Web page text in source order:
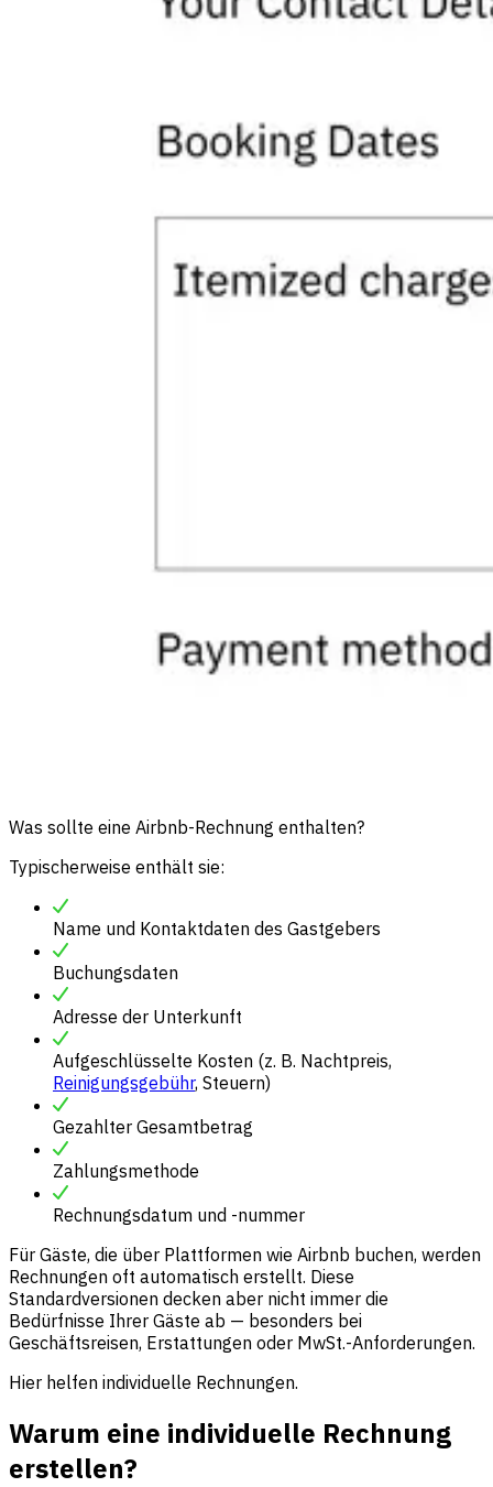
Was sollte eine Airbnb-Rechnung enthalten?
Typischerweise enthält sie:
Name und Kontaktdaten des Gastgebers
Buchungsdaten
Adresse der Unterkunft
Aufgeschlüsselte Kosten (z. B. Nachtpreis,
Reinigungsgebühr, Steuern)
Gezahlter Gesamtbetrag
Zahlungsmethode
Rechnungsdatum und -nummer
Für Gäste, die über Plattformen wie Airbnb buchen, werden
Rechnungen oft automatisch erstellt. Diese
Standardversionen decken aber nicht immer die
Bedürfnisse Ihrer Gäste ab — besonders bei
Geschäftsreisen, Erstattungen oder MwSt.-Anforderungen.
Hier helfen individuelle Rechnungen.
Warum eine individuelle Rechnung
erstellen?